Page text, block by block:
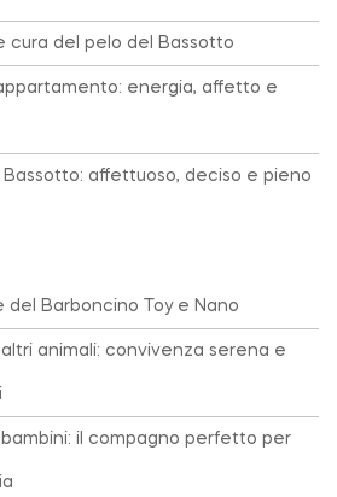
cura del pelo del Bassotto
energia, affetto e
affettuoso, deciso e pieno
del Barboncino Toy e Nano
animali: convivenza serena e
il compagno perfetto per